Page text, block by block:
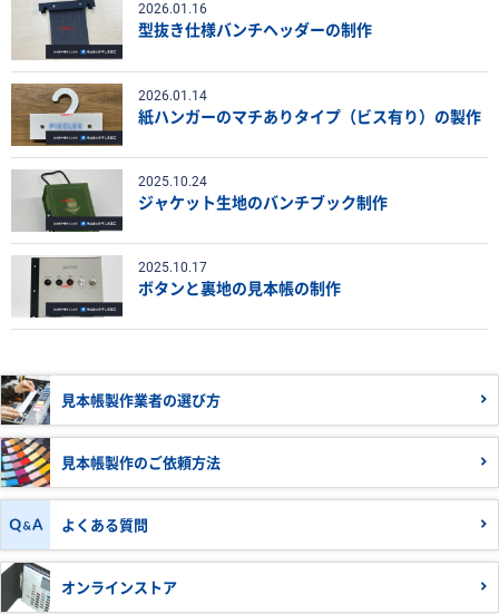
2026.01.16
型抜き仕様バンチヘッダーの制作
2026.01.14
紙ハンガーのマチありタイプ（ビス有り）の製作
2025.10.24
ジャケット生地のバンチブック制作
2025.10.17
ボタンと裏地の見本帳の制作
見本帳製作業者の選び方
見本帳製作のご依頼方法
よくある質問
オンラインストア